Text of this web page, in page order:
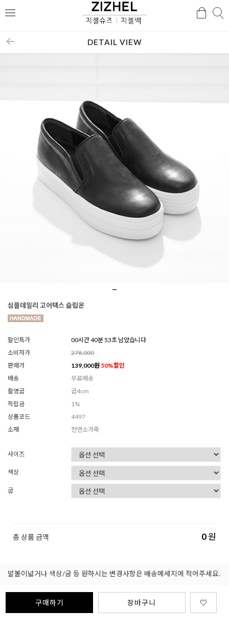
메
검
DETAIL VIEW
심플데일리 고어텍스 슬립온
할인특가
00시간 40분 51초 남았습니다
소비자가
278,000
판매가
139,000원 50%할인
배송
무료배송
촬영굽
굽4cm
적립금
1%
상품코드
4497
소재
천연소가죽
사이즈
색상
굽
총 상품 금액 0원
발볼이넓거나 색상/굽 등 원하시는 변경사항은 배송메세지에 적어주세요.
구매하기 장바구니 ♡